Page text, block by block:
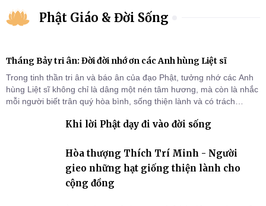
Phật Giáo & Đời Sống
Tháng Bảy tri ân: Đời đời nhớ ơn các Anh hùng Liệt sĩ
Trong tinh thần tri ân và báo ân của đạo Phật, tưởng nhớ các Anh
hùng Liệt sĩ không chỉ là dâng một nén tâm hương, mà còn là nhắc
mỗi người biết trân quý hòa bình, sống thiện lành và có trách
Khi lời Phật dạy đi vào đời sống
Hòa thượng Thích Trí Minh - Người
gieo những hạt giống thiện lành cho
cộng đồng